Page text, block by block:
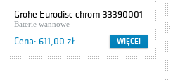
Grohe Eurodisc chrom 33390001
Baterie wannowe
Cena: 611,00 zł WIĘCEJ